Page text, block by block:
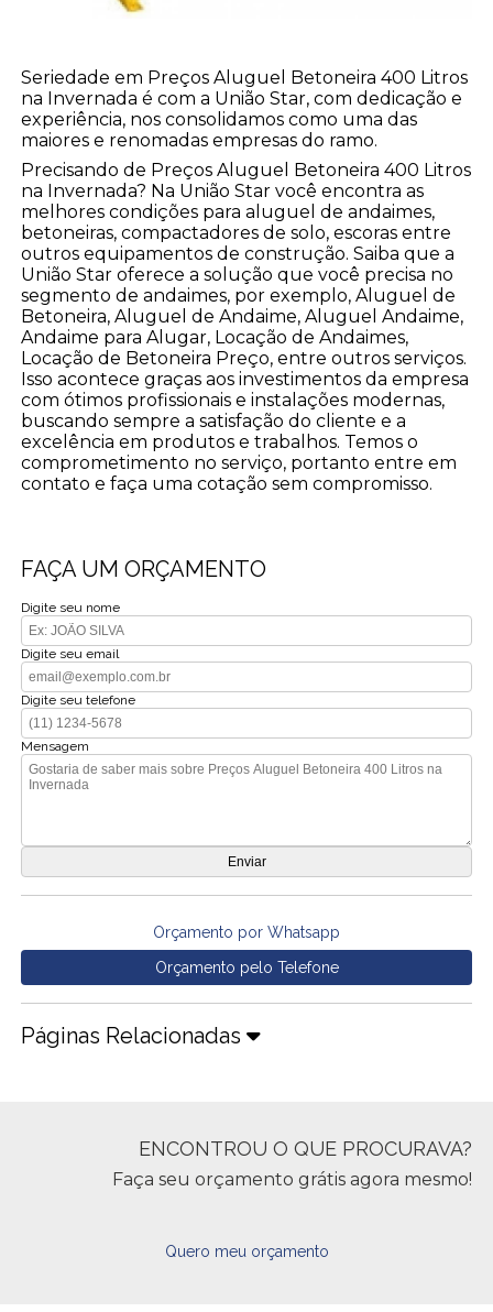
Seriedade em Preços Aluguel Betoneira 400 Litros
na Invernada é com a União Star, com dedicação e
experiência, nos consolidamos como uma das
maiores e renomadas empresas do ramo.
Precisando de Preços Aluguel Betoneira 400 Litros
na Invernada? Na União Star você encontra as
melhores condições para aluguel de andaimes,
betoneiras, compactadores de solo, escoras entre
outros equipamentos de construção. Saiba que a
União Star oferece a solução que você precisa no
segmento de andaimes, por exemplo, Aluguel de
Betoneira, Aluguel de Andaime, Aluguel Andaime,
Andaime para Alugar, Locação de Andaimes,
Locação de Betoneira Preço, entre outros serviços.
Isso acontece graças aos investimentos da empresa
com ótimos profissionais e instalações modernas,
buscando sempre a satisfação do cliente e a
excelência em produtos e trabalhos. Temos o
comprometimento no serviço, portanto entre em
contato e faça uma cotação sem compromisso.
FAÇA UM ORÇAMENTO
Digite seu nome
Digite seu email
Digite seu telefone
Mensagem
Orçamento por Whatsapp
Orçamento pelo Telefone
Páginas Relacionadas
ENCONTROU O QUE PROCURAVA?
Faça seu orçamento grátis agora mesmo!
Quero meu orçamento